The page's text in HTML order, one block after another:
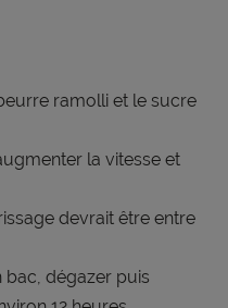
ramolli et le sucre
la vitesse et
devrait être entre
bac, dégazer puis